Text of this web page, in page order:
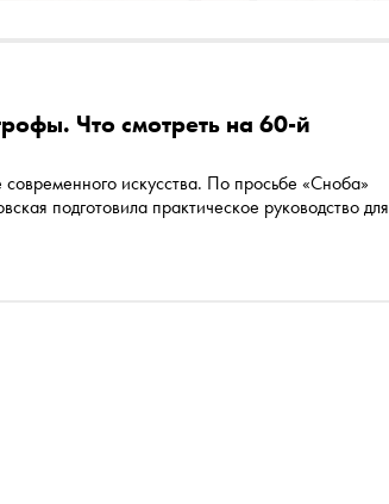
Что смотреть на 60-й
искусства. По просьбе «Сноба»
подготовила практическое руководство для